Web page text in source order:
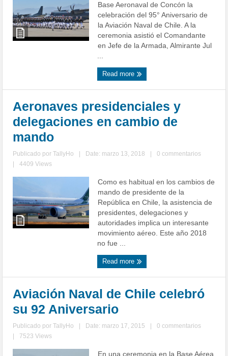
Base Aeronaval de Concón la
celebración del 95° Aniversario de
la Aviación Naval de Chile. A la
ceremonia asistió el Comandante
en Jefe de la Armada, Almirante Jul
...
Read more
Aeronaves presidenciales y
delegaciones en cambio de
mando
Publicado porTallyHo Date: marzo 13, 2018
0 commentarios
4409 Views
Como es habitual en los cambios de
mando de presidente de la
República en Chile, la asistencia de
presidentes, delegaciones y
autoridades implica un interesante
movimiento aéreo. Este año 2018
no fue ...
Read more
Aviación Naval de Chile celebró
su 92 Aniversario
Publicado porTallyHo Date: marzo 17, 2015
0 commentarios
7523 Views
En una ceremonia en la Base Aérea